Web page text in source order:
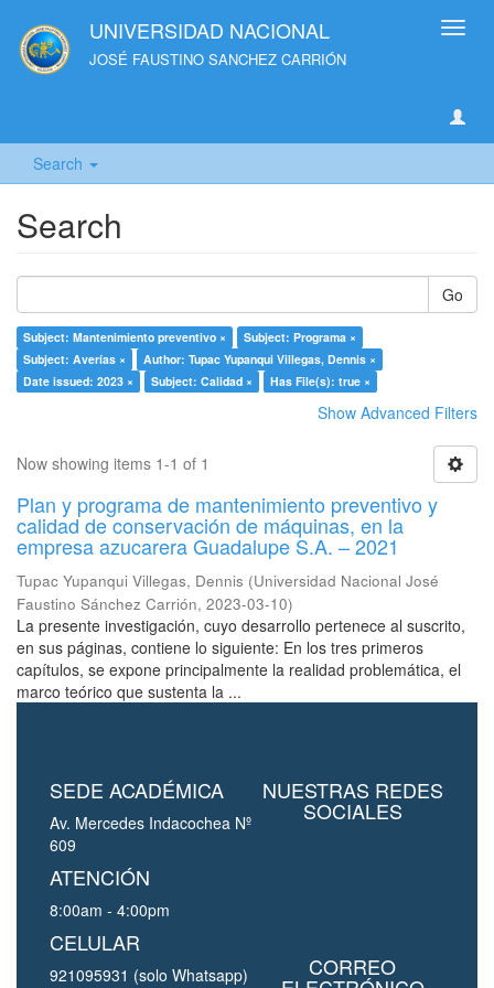
UNIVERSIDAD NACIONAL
JOSÉ FAUSTINO SANCHEZ CARRIÓN
Search
Search
Go
Subject: Mantenimiento preventivo ×
Subject: Programa ×
Subject: Averías ×
Author: Tupac Yupanqui Villegas, Dennis ×
Date issued: 2023 ×
Subject: Calidad × Has File(s): true ×
Show Advanced Filters
Now showing items 1-1 of 1
Plan y programa de mantenimiento preventivo y
calidad de conservación de máquinas, en la
empresa azucarera Guadalupe S.A. – 2021
Tupac Yupanqui Villegas, Dennis (Universidad Nacional José
Faustino Sánchez Carrión, 2023-03-10)
La presente investigación, cuyo desarrollo pertenece al suscrito,
en sus páginas, contiene lo siguiente: En los tres primeros
capítulos, se expone principalmente la realidad problemática, el
marco teórico que sustenta la ...
SEDE ACADÉMICA
Av. Mercedes Indacochea Nº
609
ATENCIÓN
8:00am - 4:00pm
CELULAR
921095931 (solo Whatsapp)
NUESTRAS REDES
SOCIALES
CORREO